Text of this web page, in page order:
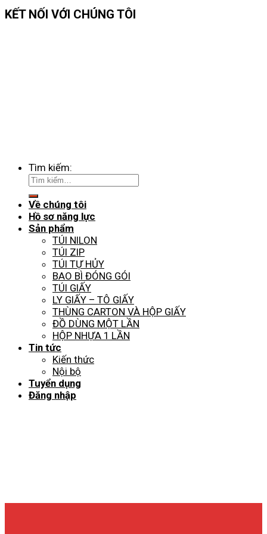
KẾT NỐI VỚI CHÚNG TÔI
Tìm kiếm:
Về chúng tôi
Hồ sơ năng lực
Sản phẩm
TÚI NILON
TÚI ZIP
TÚI TỰ HỦY
BAO BÌ ĐÓNG GÓI
TÚI GIẤY
LY GIẤY – TÔ GIẤY
THÙNG CARTON VÀ HỘP GIẤY
ĐỒ DÙNG MỘT LẦN
HỘP NHỰA 1 LẦN
Tin tức
Kiến thức
Nội bộ
Tuyển dụng
Đăng nhập